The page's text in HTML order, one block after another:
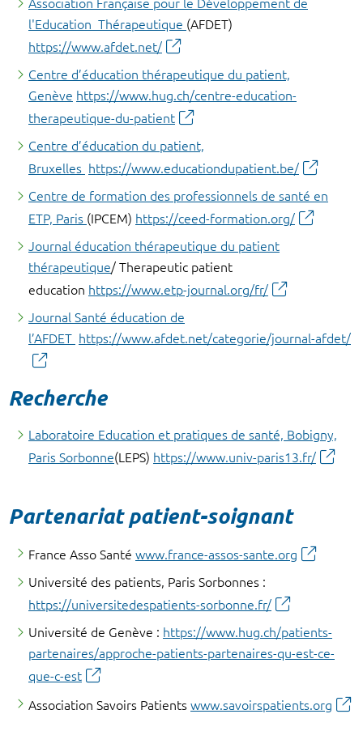
Association Française pour le Développement de
l'Education Thérapeutique (AFDET)
https://www.afdet.net/
Centre d’éducation thérapeutique du patient,
Genève https://www.hug.ch/centre-education-
therapeutique-du-patient
Centre d’éducation du patient,
Bruxelles https://www.educationdupatient.be/
Centre de formation des professionnels de santé en
ETP, Paris (IPCEM) https://ceed-formation.org/
Journal éducation thérapeutique du patient
thérapeutique/ Therapeutic patient
education https://www.etp-journal.org/fr/
Journal Santé éducation de
l’AFDET https://www.afdet.net/categorie/journal-afdet/
Recherche
Laboratoire Education et pratiques de santé, Bobigny,
Paris Sorbonne(LEPS) https://www.univ-paris13.fr/
Partenariat patient-soignant
France Asso Santé www.france-assos-sante.org
Université des patients, Paris Sorbonnes :
https://universitedespatients-sorbonne.fr/
Université de Genève : https://www.hug.ch/patients-
partenaires/approche-patients-partenaires-qu-est-ce-
que-c-est
Association Savoirs Patients www.savoirspatients.org